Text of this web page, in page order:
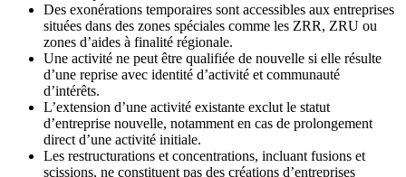
Des exonérations temporaires sont accessibles aux entreprises
situées dans des zones spéciales comme les ZRR, ZRU ou
zones d’aides à finalité régionale.
Une activité ne peut être qualifiée de nouvelle si elle résulte
d’une reprise avec identité d’activité et communauté
d’intérêts.
L’extension d’une activité existante exclut le statut
d’entreprise nouvelle, notamment en cas de prolongement
direct d’une activité initiale.
Les restructurations et concentrations, incluant fusions et
scissions, ne constituent pas des créations d’entreprises